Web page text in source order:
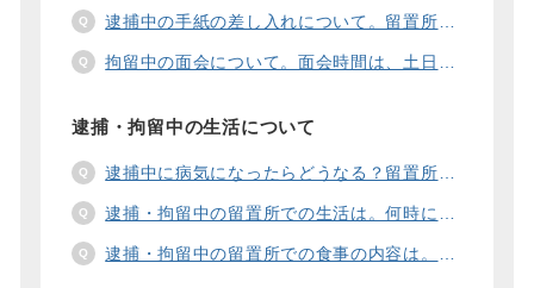
逮捕中の手紙の差し入れについて。留置所に手紙を送る際の宛先の書き方は？
拘留中の面会について。面会時間は、土日や祝日の面会は、一度に面会できる人数は。
逮捕・拘留中の生活について
逮捕中に病気になったらどうなる？留置所の健康診断、診療、医療行為、手術は。
逮捕・拘留中の留置所での生活は。何時に起きて、何時に寝るの？部屋や食事の様子は？
逮捕・拘留中の留置所での食事の内容は。食事代は支払わないといけないの？